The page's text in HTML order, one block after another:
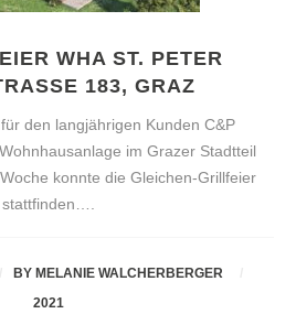
WHA ST. PETER
183, GRAZ
den langjährigen Kunden C&P
im Grazer Stadtteil
konnte die Gleichen-Grillfeier
stattfinden….
BY MELANIE WALCHERBERGER
2021